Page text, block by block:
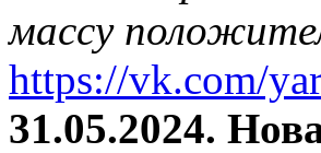
массу
https://vk.com/
31.05.2024.